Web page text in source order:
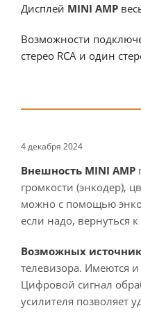
Дисплей MINI AMP
Возможности
стерео RCA и один
4 декабря 2024
Внешность MINI AMP
громкости (энкодер),
можно с помощью
если надо, вернуться
Возможных
телевизора. Имеются
Цифровой сигнал
усилителя позволяет